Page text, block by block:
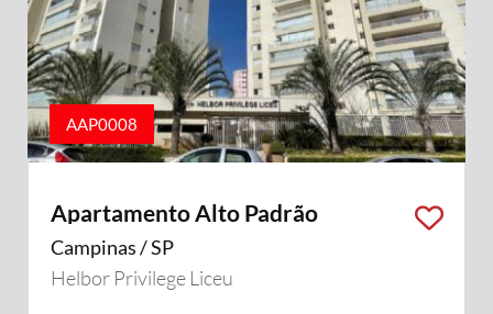
AAP0008
Apartamento Alto Padrão
Campinas / SP
Helbor Privilege Liceu